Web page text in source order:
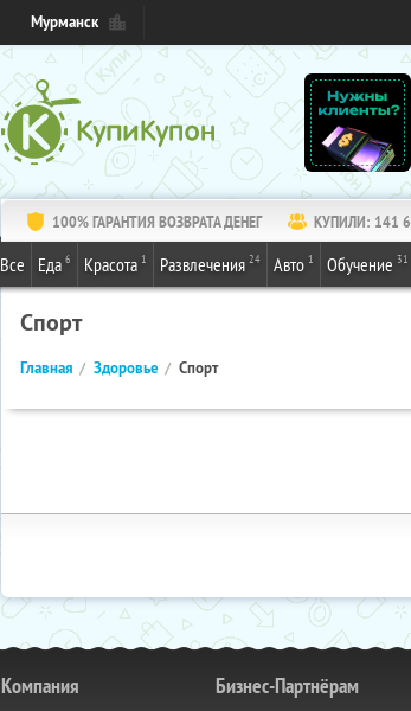
Мурманск
100% ГАРАНТИЯ ВОЗВРАТА ДЕНЕГ КУПИЛИ: 141
Все Еда 6 Красота 1 Развлечения 24 Авто 1 Обучение 31
Спорт
Главная Здоровье Спорт
Компания Бизнес-Партнёрам